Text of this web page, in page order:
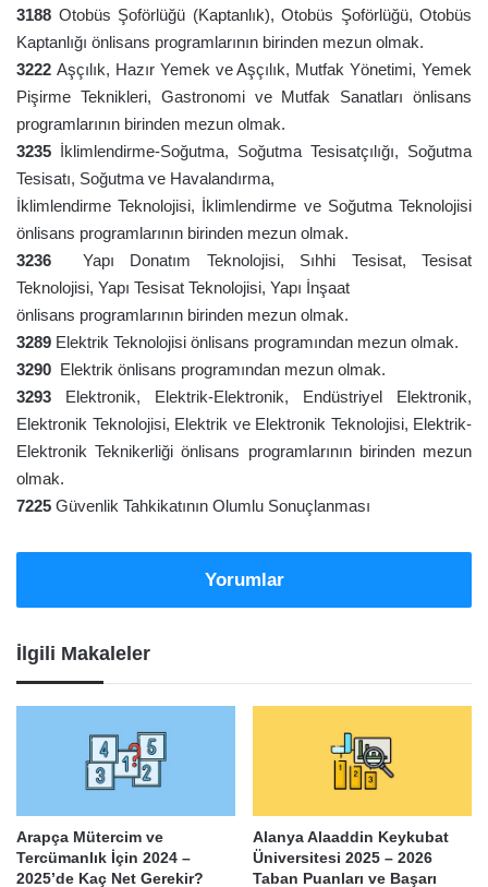
3188 Otobüs Şoförlüğü (Kaptanlık), Otobüs Şoförlüğü, Otobüs
Kaptanlığı önlisans programlarının birinden mezun olmak.
3222 Aşçılık, Hazır Yemek ve Aşçılık, Mutfak Yönetimi, Yemek
Pişirme Teknikleri, Gastronomi ve Mutfak Sanatları önlisans
programlarının birinden mezun olmak.
3235 İklimlendirme-Soğutma, Soğutma Tesisatçılığı, Soğutma
Tesisatı, Soğutma ve Havalandırma,
İklimlendirme Teknolojisi, İklimlendirme ve Soğutma Teknolojisi
önlisans programlarının birinden mezun olmak.
3236 Yapı Donatım Teknolojisi, Sıhhi Tesisat, Tesisat
Teknolojisi, Yapı Tesisat Teknolojisi, Yapı İnşaat
önlisans programlarının birinden mezun olmak.
3289 Elektrik Teknolojisi önlisans programından mezun olmak.
3290 Elektrik önlisans programından mezun olmak.
3293 Elektronik, Elektrik-Elektronik, Endüstriyel Elektronik,
Elektronik Teknolojisi, Elektrik ve Elektronik Teknolojisi, Elektrik-
Elektronik Teknikerliği önlisans programlarının birinden mezun
olmak.
7225 Güvenlik Tahkikatının Olumlu Sonuçlanması
Yorumlar
İlgili Makaleler
Arapça Mütercim ve
Tercümanlık İçin 2024 –
2025’de Kaç Net Gerekir?
Alanya Alaaddin Keykubat
Üniversitesi 2025 – 2026
Taban Puanları ve Başarı